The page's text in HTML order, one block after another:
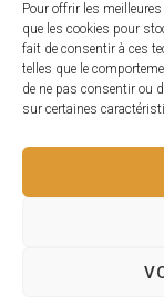
Pour offrir les
que les cookies pour
fait de consentir à ces
telles que le
de ne pas consentir ou
sur certaines
/ Le